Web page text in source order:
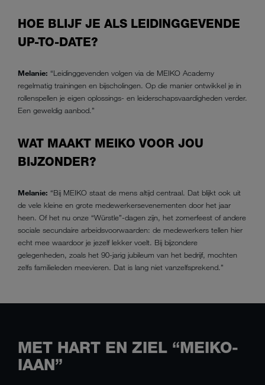
HOE BLIJF JE ALS LEIDINGGEVENDE
UP-TO-DATE?
Melanie: “Leidinggevenden volgen via de MEIKO Academy
regelmatig trainingen en bijscholingen. Op die manier ontwikkel je in
rollenspellen je eigen oplossings- en leiderschapsvaardigheden verder.
Een geweldig aanbod.”
WAT MAAKT MEIKO VOOR JOU
BIJZONDER?
Melanie: “Bij MEIKO staat de mens altijd centraal. Dat blijkt ook uit
de vele kleine en grote medewerkersevenementen door het jaar
heen. Of het nu onze “Würstle”-dagen zijn, het zomerfeest of andere
sociale secundaire arbeidsvoorwaarden: de medewerkers tellen hier
echt mee waardoor je jezelf lekker voelt. Bij bijzondere
gelegenheden, zoals het 90-jarig jubileum van het bedrijf, mochten
zelfs familieleden meevieren. Dat is lang niet vanzelfsprekend.”
MET HART EN ZIEL “MEIKO-
IAAN”